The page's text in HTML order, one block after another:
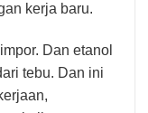
kerja baru.
Dan etanol
tebu. Dan ini